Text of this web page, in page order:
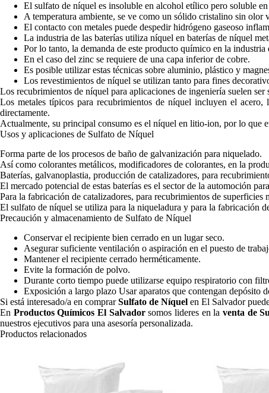
El sulfato de níquel es insoluble en alcohol etílico pero soluble en
A temperatura ambiente, se ve como un sólido cristalino sin olor
El contacto con metales puede despedir hidrógeno gaseoso
La industria de las baterías utiliza níquel en baterías de níquel
Por lo tanto, la demanda de este producto químico en la industria
En el caso del zinc se requiere de una capa inferior de cobre.
Es posible utilizar estas técnicas sobre aluminio, plástico y
Los revestimientos de níquel se utilizan tanto para fines
Los recubrimientos de níquel para aplicaciones de ingeniería suelen
Los metales típicos para recubrimientos de níquel incluyen el
directamente.
Actualmente, su principal consumo es el níquel en litio-ion, por lo que
Usos y aplicaciones de Sulfato de Níquel
Forma parte de los procesos de baño de galvanización para niquelado.
Así como colorantes metálicos, modificadores de colorantes, en la
Baterías, galvanoplastia, producción de catalizadores, para
El mercado potencial de estas baterías es el sector de la automoción
Para la fabricación de catalizadores, para recubrimientos de
El sulfato de níquel se utiliza para la niqueladura y para la fabricación
Precaución y almacenamiento de Sulfato de Níquel
Conservar el recipiente bien cerrado en un lugar seco.
Asegurar suficiente ventilación o aspiración en el puesto de
Mantener el recipiente cerrado herméticamente.
Evite la formación de polvo.
Durante corto tiempo puede utilizarse equipo respiratorio con
Exposición a largo plazo Usar aparatos que contengan depósito
Si está interesado/a en comprarSulfato de Níquel en El Salvador
En Productos Químicos El Salvadorsomos lideres en la venta de
nuestros ejecutivos para una asesoría personalizada.
Productos relacionados